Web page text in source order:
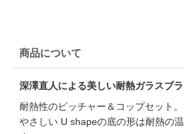
商品について
深澤直人による美しい耐熱ガラスブラ
耐熱性のピッチャー＆コップセット。
やさしい U shapeの底の形は耐熱の